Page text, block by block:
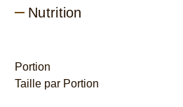
Nutrition
Portion
Taille par Portion